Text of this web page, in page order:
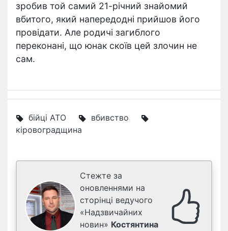
зробив той самий 21-річний знайомий
вбитого, який напередодні прийшов його
провідати. Але родичі загиблого
переконані, що юнак скоїв цей злочин не
сам.
бійці АТО
вбивство
кіровоградщина
Стежте за
оновленнями на
сторінці ведучого
«Надзвичайних
новин» Костянтина